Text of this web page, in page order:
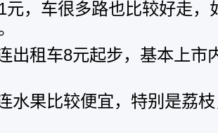
元，车很多路也比较好走，
出租车8元起步，基本上市
水果比较便宜，特别是荔